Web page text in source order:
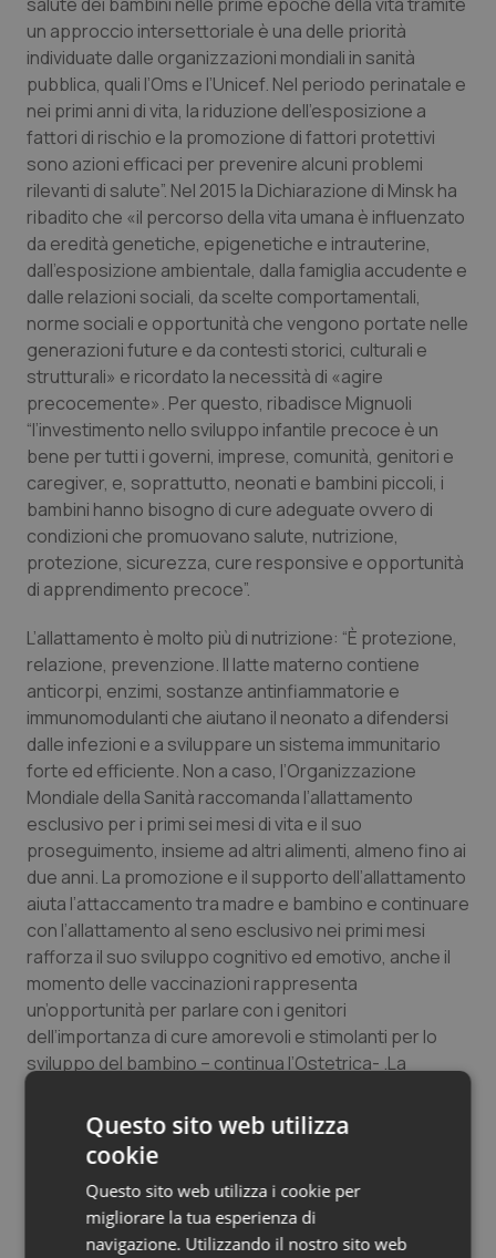
Quotidiano Chirurgia
Quotidiano Oncologia
Quotidiano Pediatria
Rene & patologie urogenitali
Salute orale & impianti
Sangue & coagulazione
Tiroide
Tumore al seno
Tumore ovarico
Tumori del Polmone & Testa Collo
Tumori gastrointestinali
Ulcera & Reflusso
Vaccini
un approccio intersettoriale è una delle priorità
individuate dalle organizzazioni mondiali in sanità
pubblica, quali l’Oms e l’Unicef. Nel periodo perinatale e
nei primi anni di vita, la riduzione dell’esposizione a
fattori di rischio e la promozione di fattori protettivi
sono azioni efficaci per prevenire alcuni problemi
rilevanti di salute”. Nel 2015 la Dichiarazione di Minsk ha
ribadito che «il percorso della vita umana è influenzato
da eredità genetiche, epigenetiche e intrauterine,
dall’esposizione ambientale, dalla famiglia accudente e
dalle relazioni sociali, da scelte comportamentali,
norme sociali e opportunità che vengono portate nelle
generazioni future e da contesti storici, culturali e
strutturali» e ricordato la necessità di «agire
precocemente». Per questo, ribadisce Mignuoli
“l’investimento nello sviluppo infantile precoce è un
bene per tutti i governi, imprese, comunità, genitori e
caregiver, e, soprattutto, neonati e bambini piccoli, i
bambini hanno bisogno di cure adeguate ovvero di
condizioni che promuovano salute, nutrizione,
protezione, sicurezza, cure responsive e opportunità
di apprendimento precoce”.
L’allattamento è molto più di nutrizione: “È protezione,
relazione, prevenzione. Il latte materno contiene
anticorpi, enzimi, sostanze antinfiammatorie e
immunomodulanti che aiutano il neonato a difendersi
dalle infezioni e a sviluppare un sistema immunitario
forte ed efficiente. Non a caso, l’Organizzazione
Mondiale della Sanità raccomanda l’allattamento
esclusivo per i primi sei mesi di vita e il suo
proseguimento, insieme ad altri alimenti, almeno fino ai
due anni. La promozione e il supporto dell’allattamento
aiuta l’attaccamento tra madre e bam­bino e continuare
con l’allattamento al seno esclusivo nei primi mesi
rafforza il suo sviluppo cognitivo ed emotivo, anche il
momento delle vaccinazioni rappresenta
un’opportunità per parlare con i genitori
dell’importanza di cure amorevoli e stimolanti per lo
sviluppo del bambino – continua l’Ostetrica- .La
una rete protettiva integrata, capace di ridurre
l’incidenza di malattie, ospedalizzazioni e complicanze,
ma anche di promuovere una cultura della salute
consapevole e partecipata. Risulta quindi decisivo il
ruolo degli operatori del SSN (ostetriche, ginecologi,
pediatri e medici di medicina generale, operatori dei
Questo sito web utilizza
cookie
Questo sito web utilizza i cookie per
migliorare la tua esperienza di
navigazione. Utilizzando il nostro sito web